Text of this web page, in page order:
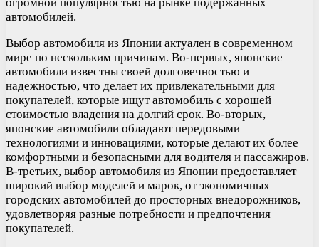
автомобилей.
Выбор автомобиля из Японии актуален в современном
мире по нескольким причинам. Во-первых, японские
автомобили известны своей долговечностью и
надежностью, что делает их привлекательными для
покупателей, которые ищут автомобиль с хорошей
стоимостью владения на долгий срок. Во-вторых,
японские автомобили обладают передовыми
технологиями и инновациями, которые делают их более
комфортными и безопасными для водителя и пассажиров.
В-третьих, выбор автомобиля из Японии предоставляет
широкий выбор моделей и марок, от экономичных
городских автомобилей до просторных внедорожников,
удовлетворяя разные потребности и предпочтения
покупателей.